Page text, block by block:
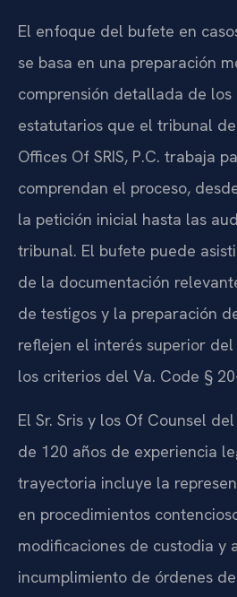
El enfoque del bufete en
se basa en una preparación
comprensión detallada de los
estatutarios que el tribunal
Offices Of SRIS, P.C. trabaja
comprendan el proceso,
la petición inicial hasta las
tribunal. El bufete puede
de la documentación
de testigos y la preparación
reflejen el interés superior
los criterios del Va. Code §
El Sr. Sris y los Of Counsel
de 120 años de experiencia
trayectoria incluye la
en procedimientos
modificaciones de custodia y
incumplimiento de órdenes